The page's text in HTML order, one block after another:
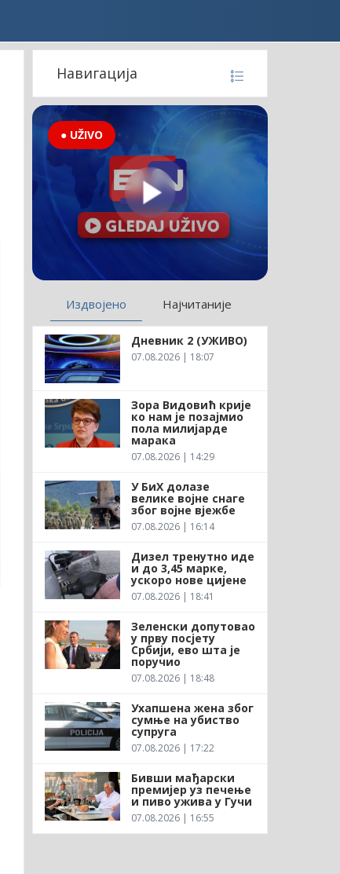
Навигација
● UŽIVO
Издвојено Најчитаније
Дневник 2 (УЖИВО)
07.08.2026 | 18:07
Зора Видовић крије
ко нам је позајмио
пола милијарде
марака
07.08.2026 | 14:29
У БиХ долазе
велике војне снаге
због војне вјежбе
07.08.2026 | 16:14
Дизел тренутно иде
и до 3,45 марке,
ускоро нове цијене
07.08.2026 | 18:41
Зеленски допутовао
у прву посјету
Србији, ево шта је
поручио
07.08.2026 | 18:48
Ухапшена жена због
сумње на убиство
супруга
07.08.2026 | 17:22
Бивши мађарски
премијер уз печење
и пиво ужива у Гучи
07.08.2026 | 16:55